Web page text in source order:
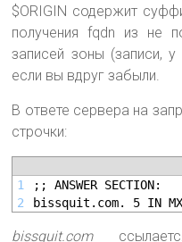
$ORIGIN содержит
получения fqdn из не
записей зоны (записи,
если вы вдруг забыли.
В ответе сервера на
строчки:
1
2
;; ANSWER SECTION:
bissquit.com. 5 IN
bissquit.com